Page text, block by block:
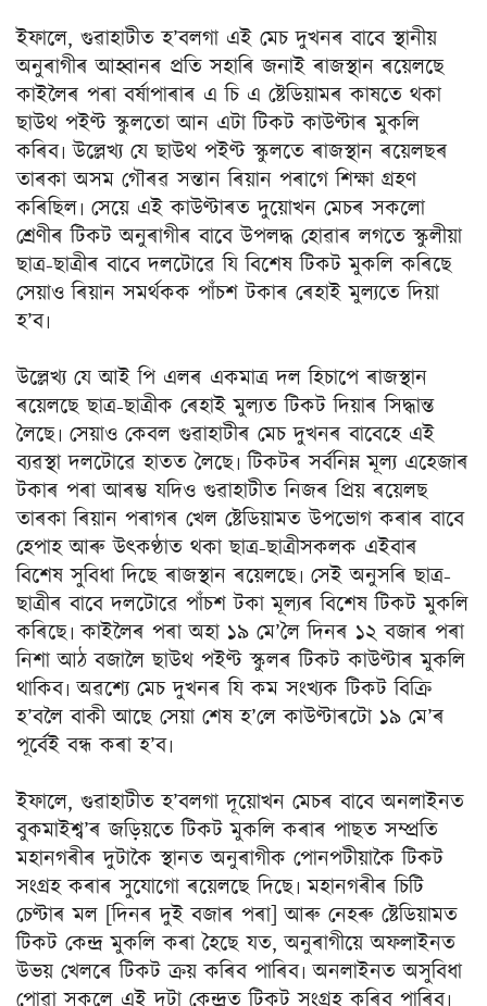
ইফালে, গুৱাহাটীত হ’বলগা এই মেচ দুখনৰ বাবে স্থানীয়
অনুৰাগীৰ আহ্বানৰ প্ৰতি সহাৰি জনাই ৰাজস্থান ৰয়েলছে
কাইলৈৰ পৰা বৰ্ষাপাৰাৰ এ চি এ ষ্টেডিয়ামৰ কাষতে থকা
ছাউথ পইণ্ট স্কুলতো আন এটা টিকট কাউণ্টাৰ মুকলি
কৰিব৷ উল্লেখ্য যে ছাউথ পইণ্ট স্কুলতে ৰাজস্থান ৰয়েলছৰ
তাৰকা অসম গৌৰৱ সন্তান ৰিয়ান পৰাগে শিক্ষা গ্ৰহণ
কৰিছিল৷ সেয়ে এই কাউণ্টাৰত দুয়োখন মেচৰ সকলো
শ্ৰেণীৰ টিকট অনুৰাগীৰ বাবে উপলদ্ধ হোৱাৰ লগতে স্কুলীয়া
ছাত্ৰ-ছাত্ৰীৰ বাবে দলটোৱে যি বিশেষ টিকট মুকলি কৰিছে
সেয়াও ৰিয়ান সমৰ্থকক পাঁচশ টকাৰ ৰেহাই মুল্যতে দিয়া
হ’ব৷
উল্লেখ্য যে আই পি এলৰ একমাত্ৰ দল হিচাপে ৰাজস্থান
ৰয়েলছে ছাত্ৰ-ছাত্ৰীক ৰেহাই মুল্যত টিকট দিয়াৰ সিদ্ধান্ত
লৈছে৷ সেয়াও কেবল গুৱাহাটীৰ মেচ দুখনৰ বাবেহে এই
ব্যৱস্থা দলটোৱে হাতত লৈছে৷ টিকটৰ সৰ্বনিম্ন মূল্য এহেজাৰ
টকাৰ পৰা আৰম্ভ যদিও গুৱাহাটীত নিজৰ প্ৰিয় ৰয়েলছ
তাৰকা ৰিয়ান পৰাগৰ খেল ষ্টেডিয়ামত উপভোগ কৰাৰ বাবে
হেপাহ আৰু উৎকণ্ঠাত থকা ছাত্ৰ-ছাত্ৰীসকলক এইবাৰ
বিশেষ সুবিধা দিছে ৰাজস্থান ৰয়েলছে৷ সেই অনুসৰি ছাত্ৰ-
ছাত্ৰীৰ বাবে দলটোৱে পাঁচশ টকা মূল্যৰ বিশেষ টিকট মুকলি
কৰিছে৷ কাইলৈৰ পৰা অহা ১৯ মে’লৈ দিনৰ ১২ বজাৰ পৰা
নিশা আঠ বজালৈ ছাউথ পইণ্ট স্কুলৰ টিকট কাউণ্টাৰ মুকলি
থাকিব৷ অৱশ্যে মেচ দুখনৰ যি কম সংখ্যক টিকট বিক্ৰি
হ’বলৈ বাকী আছে সেয়া শেষ হ’লে কাউণ্টাৰটো ১৯ মে’ৰ
পূৰ্বেই বন্ধ কৰা হ’ব৷
ইফালে, গুৱাহাটীত হ’বলগা দূয়োখন মেচৰ বাবে অনলাইনত
বুকমাইশ্ব’ৰ জড়িয়তে টিকট মুকলি কৰাৰ পাছত সম্প্ৰতি
মহানগৰীৰ দুটাকৈ স্থানত অনুৰাগীক পোনপটীয়াকৈ টিকট
সংগ্ৰহ কৰাৰ সুযোগো ৰয়েলছে দিছে৷ মহানগৰীৰ চিটি
চেণ্টাৰ মল [দিনৰ দুই বজাৰ পৰা] আৰু নেহৰু ষ্টেডিয়ামত
টিকট কেন্দ্ৰ মুকলি কৰা হৈছে যত, অনুৰাগীয়ে অফলাইনত
উভয় খেলৰে টিকট ক্ৰয় কৰিব পাৰিব৷ অনলাইনত অসুবিধা